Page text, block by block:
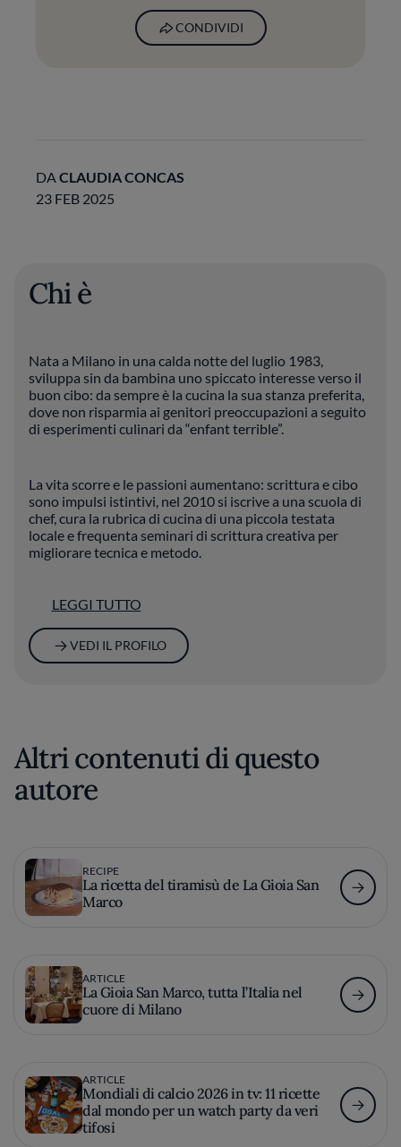
CONDIVIDI
DACLAUDIA CONCAS
23 FEB 2025
Chi è
Nata a Milano in una calda notte del luglio 1983,
sviluppa sin da bambina uno spiccato interesse verso il
buon cibo: da sempre è la cucina la sua stanza preferita,
dove non risparmia ai genitori preoccupazioni a seguito
di esperimenti culinari da “enfant terrible”.
La vita scorre e le passioni aumentano: scrittura e cibo
sono impulsi istintivi, nel 2010 si iscrive a una scuola di
chef, cura la rubrica di cucina di una piccola testata
locale e frequenta seminari di scrittura creativa per
migliorare tecnica e metodo.
Oltre che con Fine Dining Lovers collabora con altri food
blog, oltre a curare il proprio. Il suo pensiero sul food
writing è molto chiaro: “La cosa bella è che si può
scrivere con la bocca piena”.
LEGGI TUTTO
VEDI IL PROFILO
Altri contenuti di questo
autore
RECIPE
La ricetta del tiramisù de La Gioia San
Marco
ARTICLE
La Gioia San Marco, tutta l’Italia nel
cuore di Milano
ARTICLE
Mondiali di calcio 2026 in tv: 11 ricette
dal mondo per un watch party da veri
tifosi